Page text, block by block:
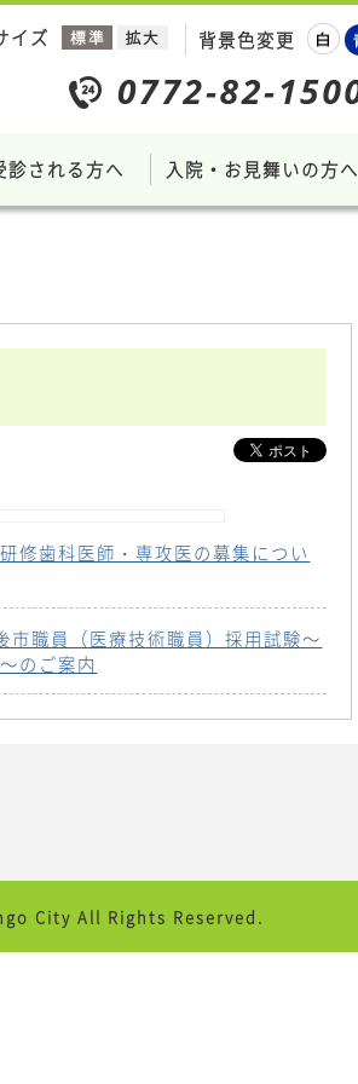
イズ 背景色変更
診される方へ 入院・お見舞いの方へ
修歯科医師・専攻医の募集につい
市職員（医療技術職員）採用試験～
のご案内
City All Rights Reserved.